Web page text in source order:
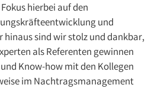
hierbei auf den
und
sind wir stolz und dankbar,
als Referenten gewinnen
Know-how mit den Kollegen
im Nachtragsmanagement